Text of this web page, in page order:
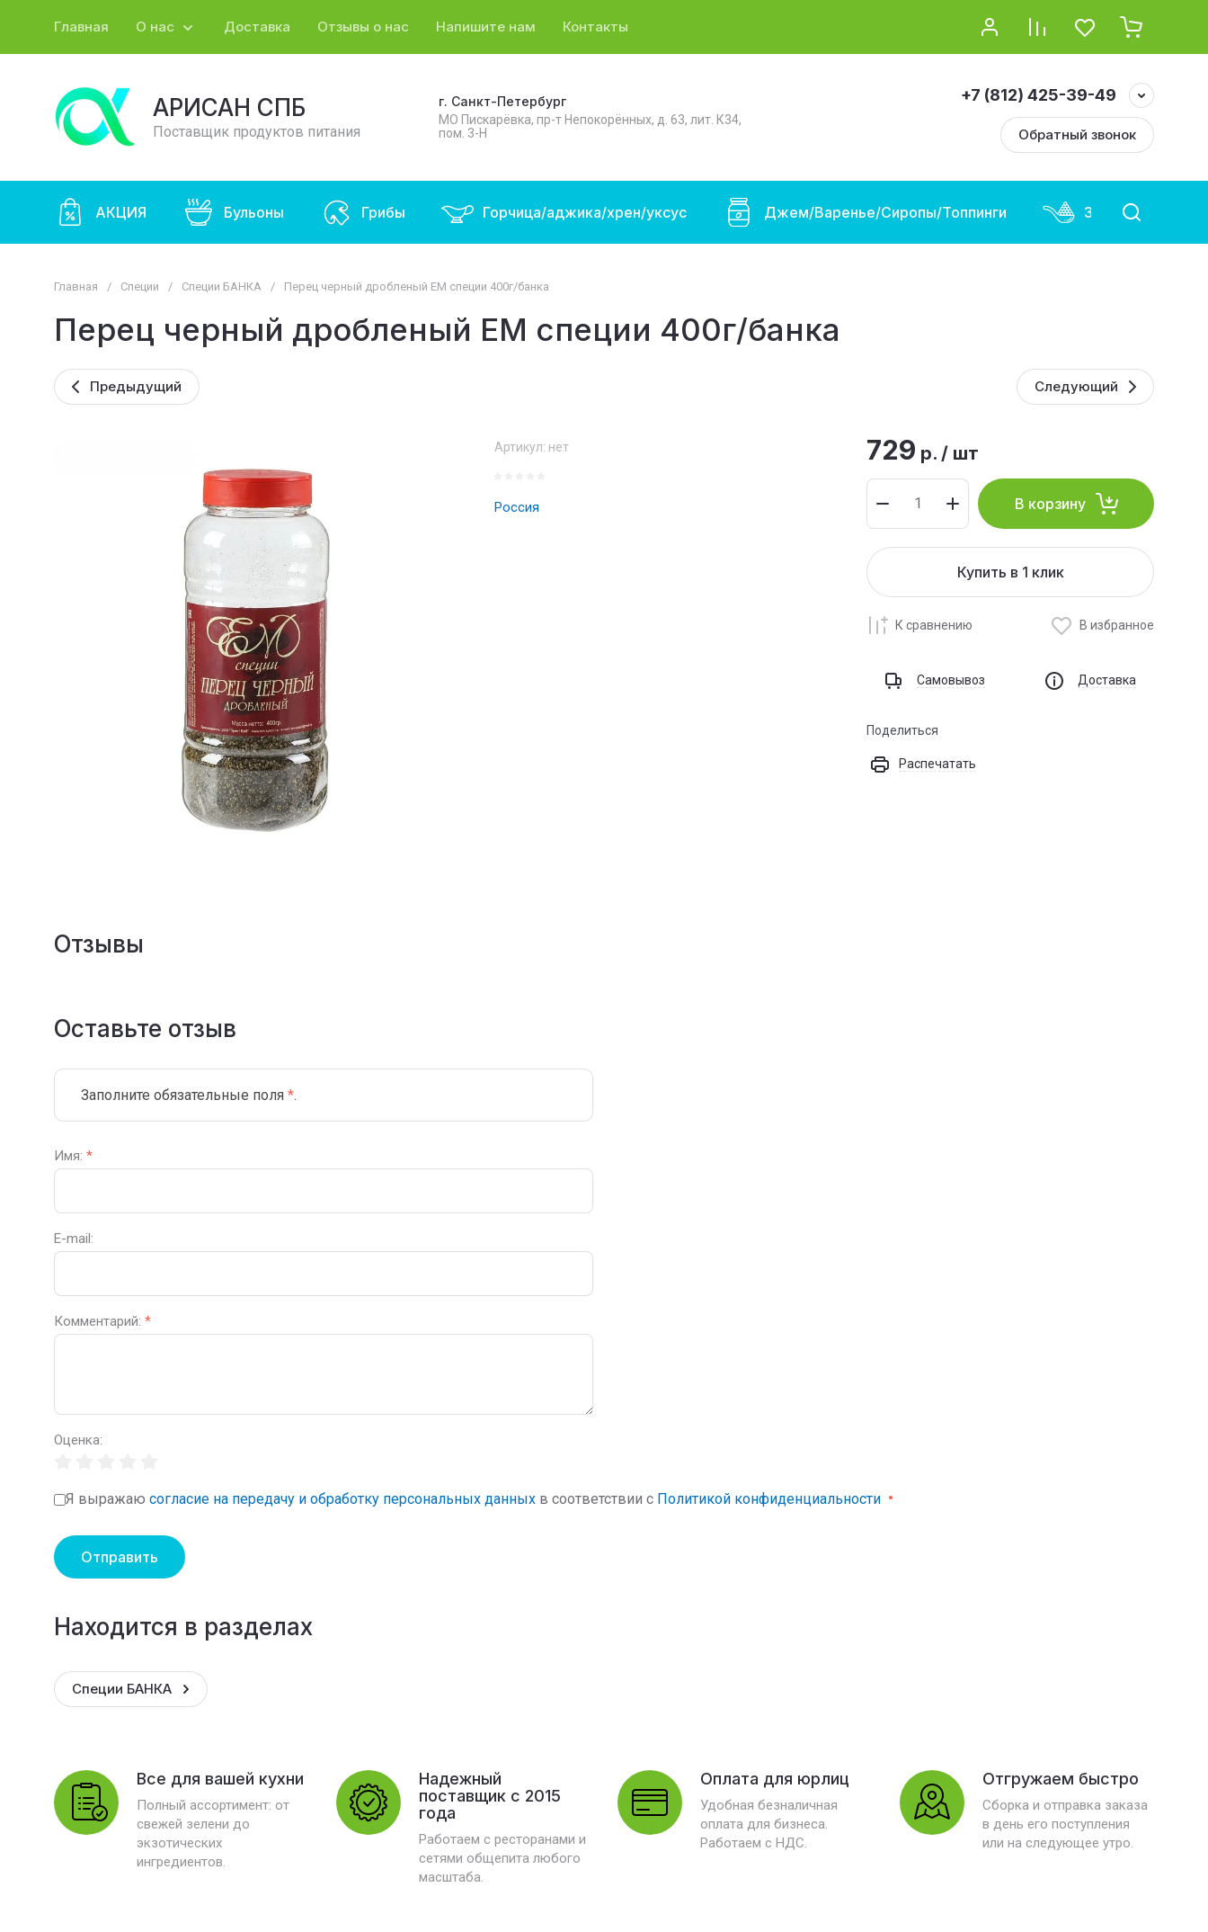
Главная О нас Доставка Отзывы о нас Напишите нам Контакты
АРИСАН СПБ
Поставщик продуктов питания
г. Санкт-Петербург
МО Пискарёвка, пр-т Непокорённых, д. 63, лит. К34,
пом. 3-Н
+7 (812) 425-39-49
Обратный звонок
АКЦИЯ Бульоны Грибы Горчица/аджика/хрен/уксус Джем/Варенье/Сиропы/Топпинги Замороженная
Главная / Специи / Специи БАНКА / Перец черный дробленый ЕМ специи 400г/банка
Перец черный дробленый ЕМ специи 400г/банка
Предыдущий Следующий
Артикул: нет
Россия
729 р. / шт
В корзину
Купить в 1 клик
К сравнению В избранное
Самовывоз Доставка
Поделиться
Распечатать
Отзывы
Оставьте отзыв
Заполните обязательные поля *.
Имя: *
E-mail:
Комментарий: *
Оценка:
Я выражаю согласие на передачу и обработку персональных данных в соответствии с Политикой конфиденциальности
Отправить
Находится в разделах
Специи БАНКА
Все для вашей кухни
Полный ассортимент: от
свежей зелени до
экзотических
ингредиентов.
Надежный
поставщик с 2015
года
Работаем с ресторанами и
сетями общепита любого
масштаба.
Оплата для юрлиц
Удобная безналичная
оплата для бизнеса.
Работаем с НДС.
Отгружаем быстро
Сборка и отправка заказа
в день его поступления
или на следующее утро.